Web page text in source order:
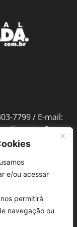
e/ou acessar
permitirá
navegação ou
7799 / E-mail:
Seg a
de Abreu, 889